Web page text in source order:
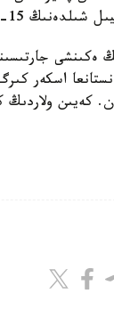
حاننىڭ قايتىس بولعانى تۋرالى حابار تاراعان.
ەكىنشى
اسكەر
كەيىن